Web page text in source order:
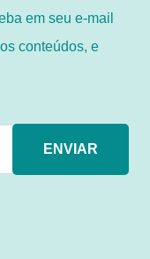
em seu e-mail
conteúdos, e
ENVIAR